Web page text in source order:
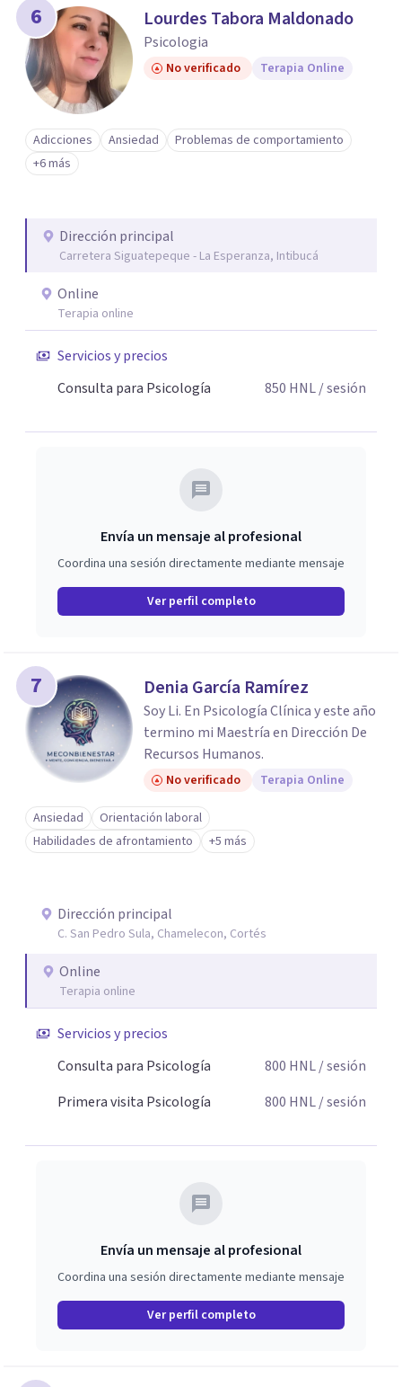
6 Lourdes Tabora Maldonado
Psicologia
No verificado Terapia Online
Adicciones Ansiedad
Problemas de comportamiento
+6 más
Dirección principal
Carretera Siguatepeque - La Esperanza, Intibucá
Online
Terapia online
Servicios y precios
Consulta para Psicología
850 HNL/ sesión
Envía un mensaje al profesional
Coordina una sesión directamente mediante mensaje
Ver perfil completo
7 Denia García Ramírez
Soy Li. En Psicología Clínica y este año
termino mi Maestría en Dirección De
Recursos Humanos.
No verificado Terapia Online
Ansiedad
Orientación laboral
Habilidades de afrontamiento
+5 más
Dirección principal
C. San Pedro Sula, Chamelecon, Cortés
Online
Terapia online
Servicios y precios
Consulta para Psicología
800 HNL/ sesión
Primera visita Psicología
800 HNL/ sesión
Envía un mensaje al profesional
Coordina una sesión directamente mediante mensaje
Ver perfil completo